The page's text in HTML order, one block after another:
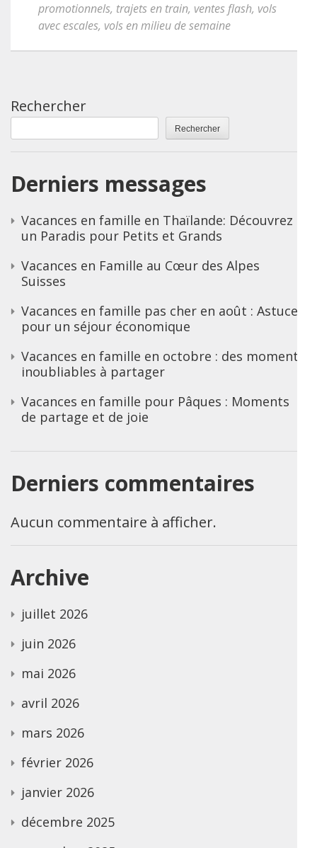
promotionnels, trajets en train, ventes flash, vols
avec escales, vols en milieu de semaine
Rechercher
Rechercher
Derniers messages
Vacances en famille en Thaïlande: Découvrez
un Paradis pour Petits et Grands
Vacances en Famille au Cœur des Alpes
Suisses
Vacances en famille pas cher en août : Astuces
pour un séjour économique
Vacances en famille en octobre : des moments
inoubliables à partager
Vacances en famille pour Pâques : Moments
de partage et de joie
Derniers commentaires
Aucun commentaire à afficher.
Archive
juillet 2026
juin 2026
mai 2026
avril 2026
mars 2026
février 2026
janvier 2026
décembre 2025